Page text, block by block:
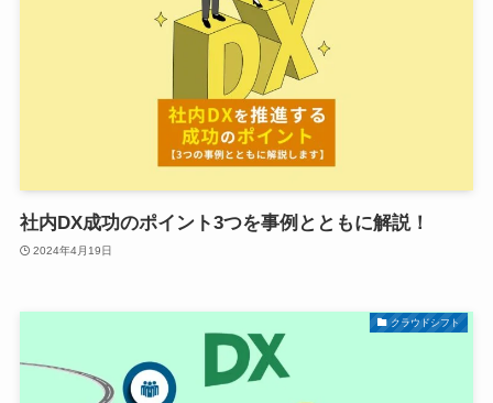
社内DX成功のポイント3つを事例とともに解説！
2024年4月19日
クラウドシフト